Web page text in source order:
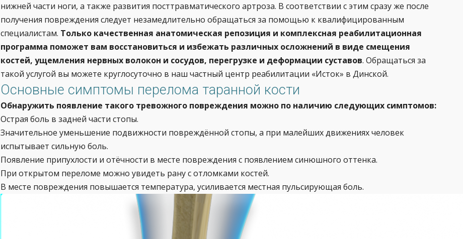
нижней части ноги, а также развития посттравматического артроза. В соответствии с этим сразу же после
получения повреждения следует незамедлительно обращаться за помощью к квалифицированным
специалистам. Только качественная анатомическая репозиция и комплексная реабилитационная
программа поможет вам восстановиться и избежать различных осложнений в виде смещения
костей, ущемления нервных волокон и сосудов, перегрузке и деформации суставов. Обращаться за
такой услугой вы можете круглосуточно в наш частный центр реабилитации «Исток» в Динской.
Основные симптомы перелома таранной кости
Обнаружить появление такого тревожного повреждения можно по наличию следующих симптомов:
Острая боль в задней части стопы.
Значительное уменьшение подвижности повреждённой стопы, а при малейших движениях человек
испытывает сильную боль.
Появление припухлости и отёчности в месте повреждения с появлением синюшного оттенка.
При открытом переломе можно увидеть рану с отломками костей.
В месте повреждения повышается температура, усиливается местная пульсирующая боль.